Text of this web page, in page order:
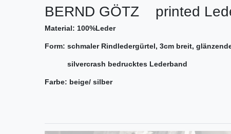
BERND GÖTZ printed
Material: 100%Leder
Form: schmaler Rindledergürtel, 3cm breit,
silvercrash bedrucktes Lederband
Farbe: beige/ silber